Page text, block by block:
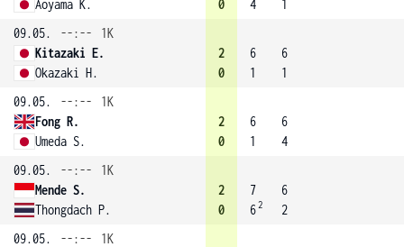
Aoyama K. 0 4
1
09.05.
--:--
1K
Kitazaki E.
Okazaki H.
2
0
6
1
6
1
09.05.
--:--
1K
Fong R.
Umeda S.
2
0
6
1
6
4
09.05.
--:--
1K
Mende S.
Thongdach P.
2
0
7
62
6
2
09.05.
--:--
1K